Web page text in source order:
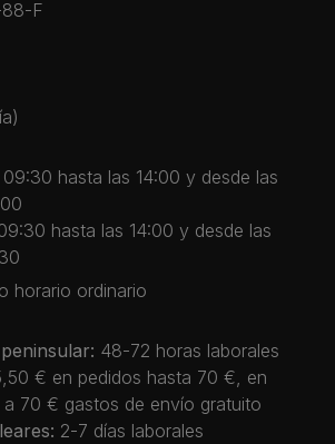
88-F
hasta las 14:00 y desde las
hasta las 14:00 y desde las
horario ordinario
48-72 horas laborales
€ en pedidos hasta 70 €, en
a 70 € gastos de envío gratuito
2-7 días laborales